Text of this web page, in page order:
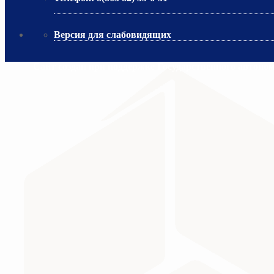
Версия для слабовидящих